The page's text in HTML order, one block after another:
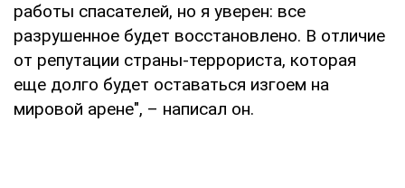
работы спасателей, но я уверен: все
разрушенное будет восстановлено. В отличие
от репутации страны-террориста, которая
еще долго будет оставаться изгоем на
мировой арене", – написал он.